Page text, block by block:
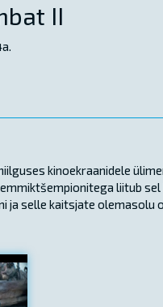
II
kinoekraanidele
liitub sel
ja selle kaitsjate olemasolu